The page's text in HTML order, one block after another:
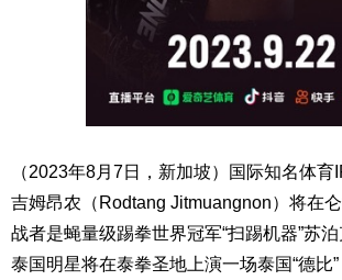
（2023年8月7日，新加坡）国际知名体
吉姆昂农（Rodtang Jitmuangnon）将在
战者是蝇量级踢拳世界冠军“扫踢机器”苏
泰国明星将在泰拳圣地上演一场泰国“德